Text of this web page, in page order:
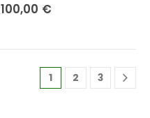
100,00 €
1 2 3